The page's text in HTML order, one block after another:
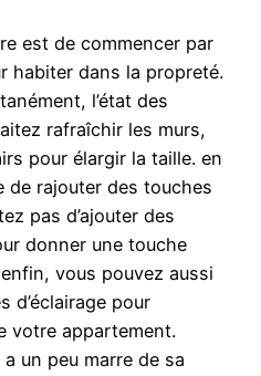
est de commencer par
habiter dans la propreté.
l’état des
rafraîchir les murs,
pour élargir la taille. en
de rajouter des touches
pas d’ajouter des
donner une touche
vous pouvez aussi
d’éclairage pour
votre appartement.
un peu marre de sa